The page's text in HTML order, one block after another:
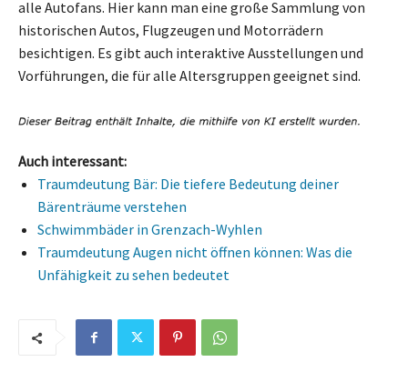
alle Autofans. Hier kann man eine große Sammlung von
historischen Autos, Flugzeugen und Motorrädern
besichtigen. Es gibt auch interaktive Ausstellungen und
Vorführungen, die für alle Altersgruppen geeignet sind.
Auch interessant:
Traumdeutung Bär: Die tiefere Bedeutung deiner
Bärenträume verstehen
Schwimmbäder in Grenzach-Wyhlen
Traumdeutung Augen nicht öffnen können: Was die
Unfähigkeit zu sehen bedeutet